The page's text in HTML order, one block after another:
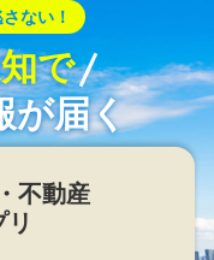
ない！
で
が届く
不動産
リ